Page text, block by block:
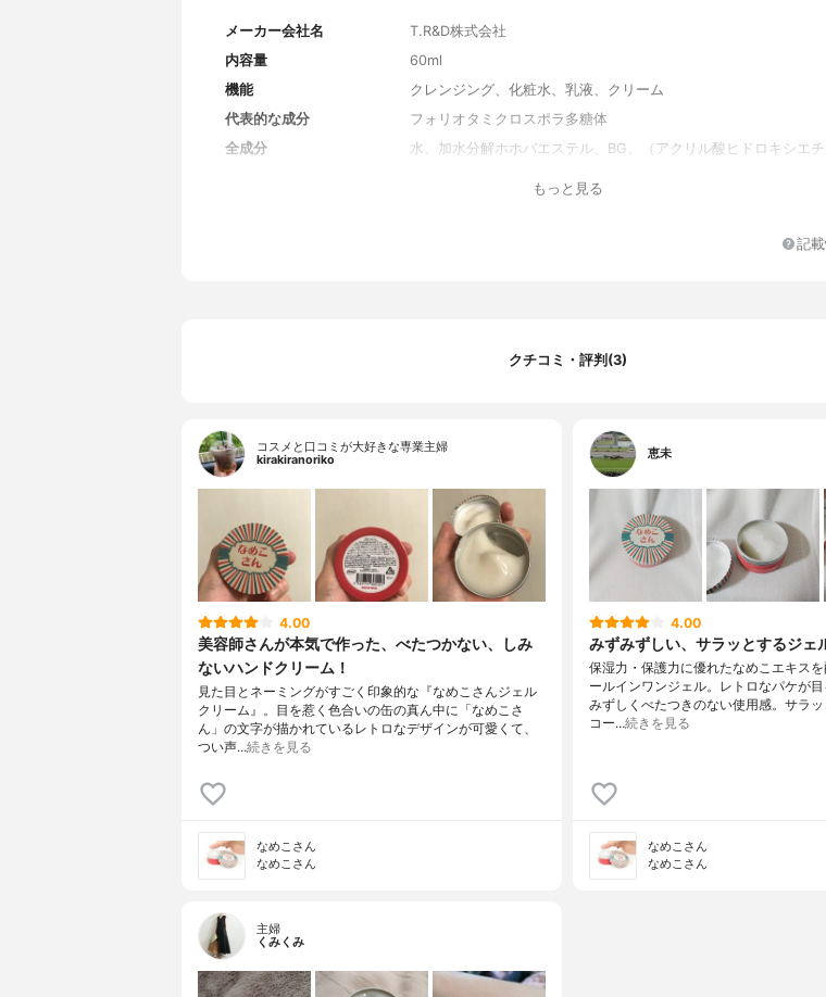
メーカー会社名
T.R&D株式会社
内容量
60ml
機能
クレンジング、化粧水、乳液、クリーム
代表的な成分
フォリオタミクロスポラ多糖体
全成分
水、加水分解ホホバエステル、BG、（アクリル酸ヒドロキシエ
オタミクロスポラ多糖体、ローズマリー葉エキス、プエラリア ミ
ス、オウゴン根エキス、イタドリ根エキス、アメリカショ ウマ
もっと見る
記
クチコミ・評判(3)
コスメと口コミが大好きな専業主婦
kirakiranoriko
4.00
美容師さんが本気で作った、べたつかない、しみ
ないハンドクリーム！
見た目とネーミングがすごく印象的な『なめこさんジェル
クリーム』。目を惹く色合いの缶の真ん中に「なめこさ
ん」の文字が描かれているレトロなデザインが可愛くて、
つい声…続きを見る
なめこさん
なめこさん
恵未
4.00
みずみずしい、サラッとするジェ
保湿力・保護力に優れたなめこエキス
ールインワンジェル。レトロなパケが
みずしくべたつきのない使用感。サラ
コー…続きを見る
なめこさん
なめこさん
主婦
くみくみ